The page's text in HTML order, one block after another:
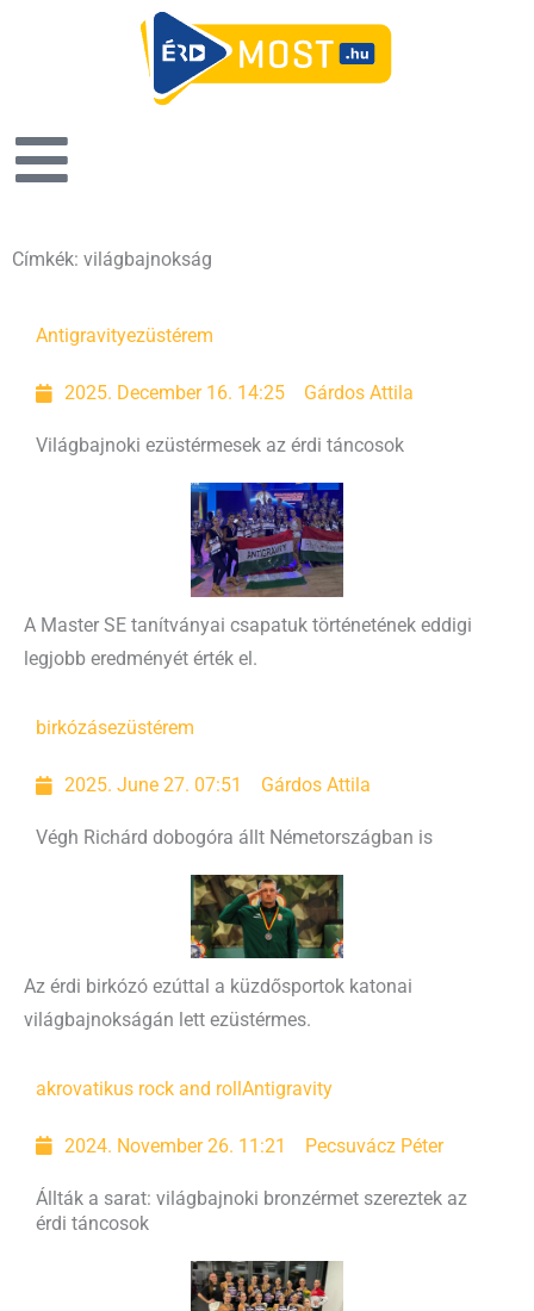
Címkék: világbajnokság
Antigravityezüstérem
2025. December 16. 14:25 Gárdos Attila
Világbajnoki ezüstérmesek az érdi táncosok
A Master SE tanítványai csapatuk történetének eddigi
legjobb eredményét érték el.
birkózásezüstérem
2025. June 27. 07:51 Gárdos Attila
Végh Richárd dobogóra állt Németországban is
Az érdi birkózó ezúttal a küzdősportok katonai
világbajnokságán lett ezüstérmes.
akrovatikus rock and roll Antigravity
2024. November 26. 11:21 Pecsuvácz Péter
Állták a sarat: világbajnoki bronzérmet szereztek az
érdi táncosok